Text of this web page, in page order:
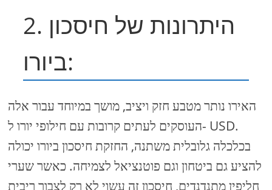
2. היתרונות של חיסכון
ביורו:
האירו נותר מטבע חזק ויציב, מושך במיוחד עבור אלה
העוסקים לעתים קרובות עם חילופי יורו ל- USD.
בכלכלה גלובלית משתנה, החזקת חיסכון ביורו יכולה
להציע גם ביטחון וגם פוטנציאל לצמיחה. כאשר שערי
חליפין מתנדנדים, חיסכון זה עשוי לא רק לצבור ריבית